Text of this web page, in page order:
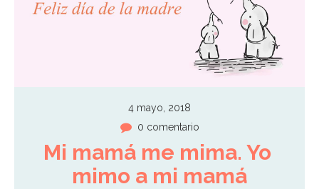
4 mayo, 2018
0 comentario
Mi mamá me mima. Yo
mimo a mi mamá